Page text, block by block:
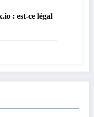
: est-ce légal